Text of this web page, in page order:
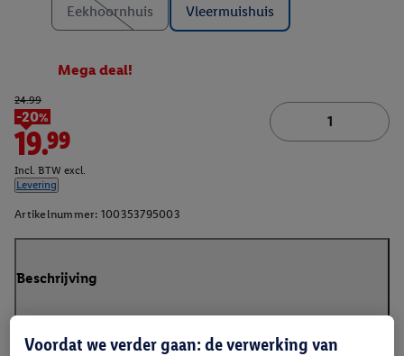
Eekhoornhuis Vleermuishuis
Mega deal!
24.99
-20%
19.99
Incl. BTW excl.
Levering
Artikelnummer: 100353795003
Beschrijving
Voordat we verder gaan: de verwerking van